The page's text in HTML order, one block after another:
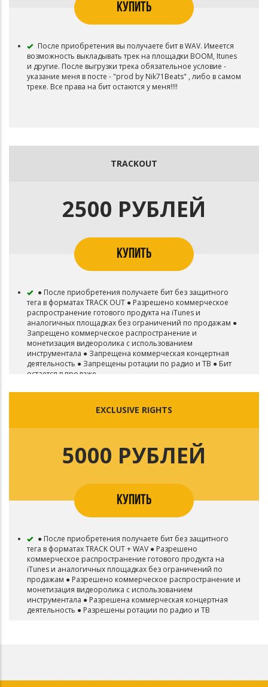
КУПИТЬ
После приобретения вы получаете бит в WAV. Имеется
возможность выкладывать трек на площадки BOOM, Itunes
и другие. После выгрузки трека обязательное условие -
указание меня в посте - "prod by Nik71Beats" , либо в самом
треке. Все права на бит остаются у меня!!!!
TRACKOUT
2500 РУБЛЕЙ
КУПИТЬ
● После приобретения получаете бит без защитного
тега в форматах TRACK OUT ● Разрешено коммерческое
распространение готового продукта на iTunes и
аналогичных площадках без ограничений по продажам ●
Запрещено коммерческое распространение и
монетизация видеоролика с использованием
инструментала ● Запрещена коммерческая концертная
деятельность ● Запрещены ротации по радио и ТВ ● Бит
остается в продаже
EXCLUSIVE RIGHTS
5000 РУБЛЕЙ
КУПИТЬ
● После приобретения получаете бит без защитного
тега в форматах TRACK OUT + WAV ● Разрешено
коммерческое распространение готового продукта на
iTunes и аналогичных площадках без ограничений по
продажам ● Разрешено коммерческое распространение и
монетизация видеоролика с использованием
инструментала ● Разрешена коммерческая концертная
деятельность ● Разрешены ротации по радио и ТВ